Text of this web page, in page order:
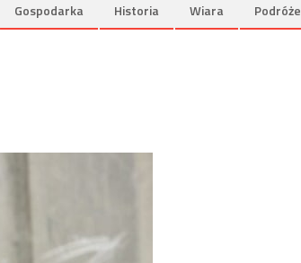
Gospodarka Historia Wiara Podróże